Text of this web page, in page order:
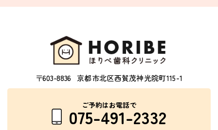
〒603-8836 京都市北区西賀茂神光院町115-1
ご予約はお電話で
075-491-2332